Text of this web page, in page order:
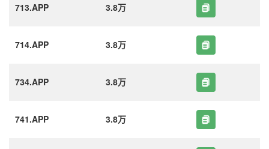
713.APP 3.8万
714.APP 3.8万
734.APP 3.8万
741.APP 3.8万